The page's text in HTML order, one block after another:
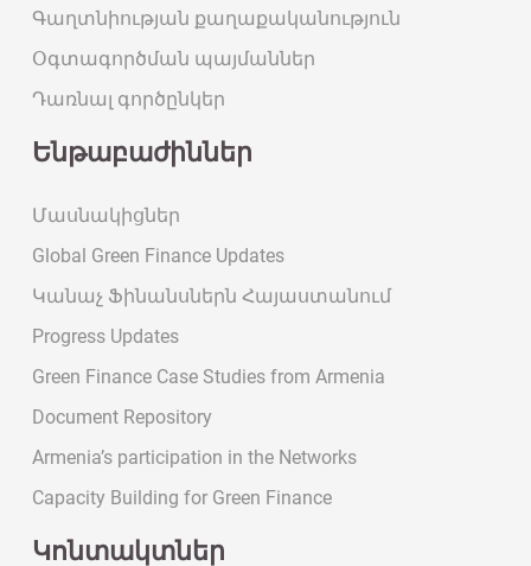
Գաղտնիության քաղաքականություն
Օգտագործման պայմաններ
Դառնալ գործընկեր
Ենթաբաժիններ
Մասնակիցներ
Global Green Finance Updates
Կանաչ Ֆինանսներն Հայաստանում
Progress Updates
Green Finance Case Studies from Armenia
Document Repository
Armenia’s participation in the Networks
Capacity Building for Green Finance
Կոնտակտներ